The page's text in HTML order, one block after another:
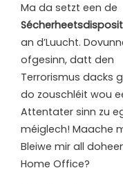
Ma da setzt een de
S
an d’Luucht.
ofgesinn, datt den
Terrorismus dacks
do zouschléit wou
Attentater sinn zu
méiglech! Maache
Bleiwe mir all
Home Office?